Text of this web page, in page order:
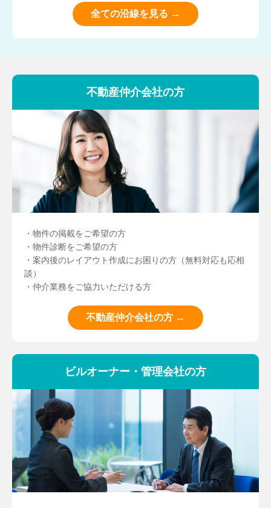
全ての沿線を見る →
不動産仲介会社の方
・物件の掲載をご希望の方
・物件診断をご希望の方
・案内後のレイアウト作成にお困りの方（無料対応も応相
談）
・仲介業務をご協力いただける方
不動産仲介会社の方 →
ビルオーナー・管理会社の方